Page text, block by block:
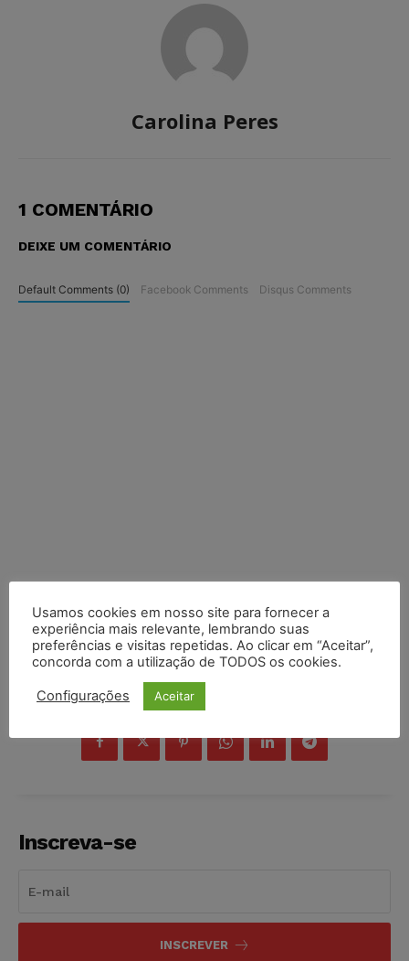
Carolina Peres
1 COMENTÁRIO
DEIXE UM COMENTÁRIO
Default Comments (0) Facebook Comments Disqus Comments
COMPARTILHE
Inscreva-se
INSCREVER
Usamos cookies em nosso site para fornecer a
experiência mais relevante, lembrando suas
preferências e visitas repetidas. Ao clicar em “Aceitar”,
concorda com a utilização de TODOS os cookies.
Configurações Aceitar